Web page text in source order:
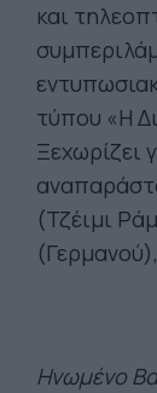
και
τύπου «Η
Ξεχωρίζει
(Τζέιμι
Ηνωμένο